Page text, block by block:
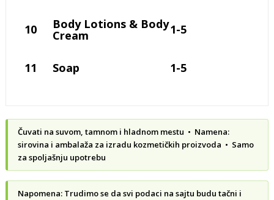
10 Body Lotions & Body
Cream 1-5
11 Soap 1-5
Čuvati na suvom, tamnom i hladnom mestu • Namena:
sirovina i ambalaža za izradu kozmetičkih proizvoda • Samo
za spoljašnju upotrebu
Napomena: Trudimo se da svi podaci na sajtu budu tačni i